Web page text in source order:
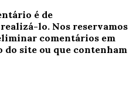
é de
lo. Nos reservamos
comentários em
do site ou que contenham